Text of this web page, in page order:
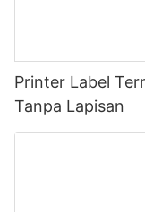
Printer Label
Tanpa Lapisan